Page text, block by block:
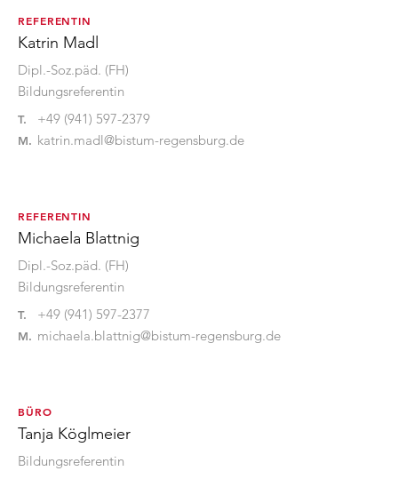
REFERENTIN
Katrin Madl
Dipl.-Soz.päd. (FH)
Bildungsreferentin
T. +49 (941) 597-2379
M. katrin.madl@bistum-regensburg.de
REFERENTIN
Michaela Blattnig
Dipl.-Soz.päd. (FH)
Bildungsreferentin
T. +49 (941) 597-2377
M. michaela.blattnig@bistum-regensburg.de
BÜRO
Tanja Köglmeier
Bildungsreferentin